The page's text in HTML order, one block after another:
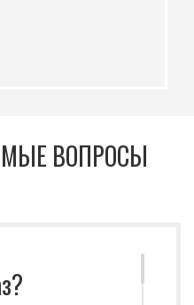
ВОПРОСЫ